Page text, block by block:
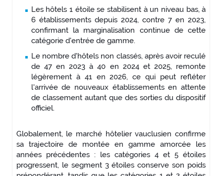
Les hôtels 1 étoile se stabilisent à un niveau bas, à
6 établissements depuis 2024, contre 7 en 2023,
confirmant la marginalisation continue de cette
catégorie d'entrée de gamme.
Le nombre d'hôtels non classés, après avoir reculé
de 47 en 2023 à 40 en 2024 et 2025, remonte
légèrement à 41 en 2026, ce qui peut refléter
l'arrivée de nouveaux établissements en attente
de classement autant que des sorties du dispositif
officiel.
Globalement, le marché hôtelier vauclusien confirme
sa trajectoire de montée en gamme amorcée les
années précédentes : les catégories 4 et 5 étoiles
progressent, le segment 3 étoiles conserve son poids